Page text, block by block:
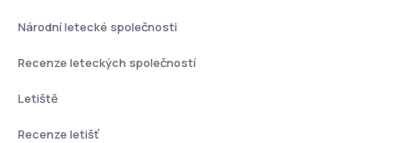
Národní letecké společnosti
Recenze leteckých společností
Letiště
Recenze letišť